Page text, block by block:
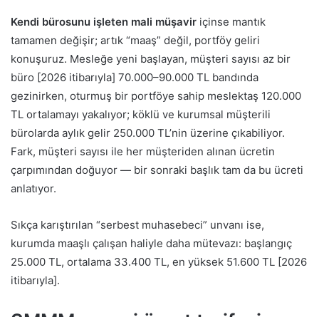
Kendi bürosunu işleten mali müşavir içinse mantık
tamamen değişir; artık “maaş” değil, portföy geliri
konuşuruz. Mesleğe yeni başlayan, müşteri sayısı az bir
büro [2026 itibarıyla] 70.000–90.000 TL bandında
gezinirken, oturmuş bir portföye sahip meslektaş 120.000
TL ortalamayı yakalıyor; köklü ve kurumsal müşterili
bürolarda aylık gelir 250.000 TL’nin üzerine çıkabiliyor.
Fark, müşteri sayısı ile her müşteriden alınan ücretin
çarpımından doğuyor — bir sonraki başlık tam da bu ücreti
anlatıyor.
Sıkça karıştırılan “serbest muhasebeci” unvanı ise,
kurumda maaşlı çalışan haliyle daha mütevazı: başlangıç
25.000 TL, ortalama 33.400 TL, en yüksek 51.600 TL [2026
itibarıyla].